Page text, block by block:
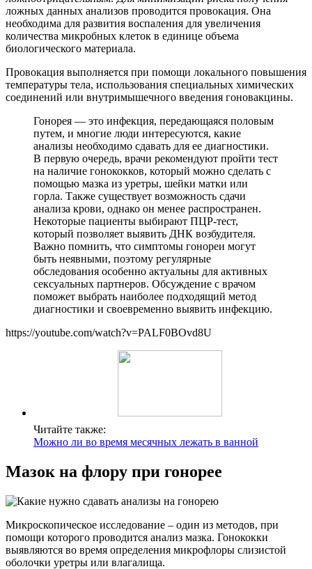
ложных данных анализов проводится провокация. Она
необходима для развития воспаления для увеличения
количества микробных клеток в единице объема
биологического материала.
Провокация выполняется при помощи локального повышения
температуры тела, использования специальных химических
соединений или внутримышечного введения гоновакцины.
Гонорея — это инфекция, передающаяся половым
путем, и многие люди интересуются, какие
анализы необходимо сдавать для ее диагностики.
В первую очередь, врачи рекомендуют пройти тест
на наличие гонококков, который можно сделать с
помощью мазка из уретры, шейки матки или
горла. Также существует возможность сдачи
анализа крови, однако он менее распространен.
Некоторые пациенты выбирают ПЦР-тест,
который позволяет выявить ДНК возбудителя.
Важно помнить, что симптомы гонореи могут
быть неявными, поэтому регулярные
обследования особенно актуальны для активных
сексуальных партнеров. Обсуждение с врачом
поможет выбрать наиболее подходящий метод
диагностики и своевременно выявить инфекцию.
https://youtube.com/watch?v=PALF0BOvd8U
Читайте также:
Можно ли во время месячных лежать в ванной
Мазок на флору при гонорее
Микроскопическое исследование – один из методов, при
помощи которого проводится анализ мазка. Гонококки
выявляются во время определения микрофлоры слизистой
оболочки уретры или влагалища.